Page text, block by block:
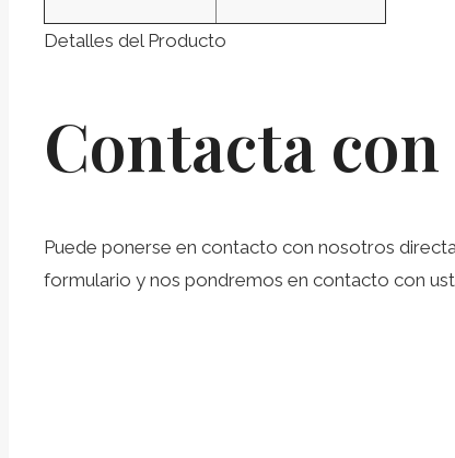
Detalles del Producto
Contacta
Puede ponerse en contacto con nosotros
formulario y nos pondremos en contacto con